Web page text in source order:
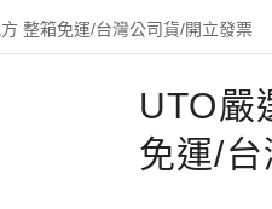
整箱免運/台灣公司貨/開立發票
UTO嚴
免運/